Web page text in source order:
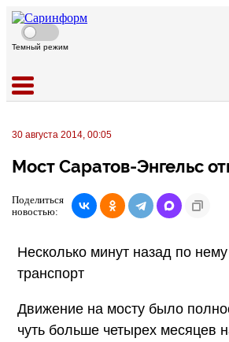
Темный режим
30 августа 2014, 00:05
Мост Саратов-Энгельс
Поделиться
новостью:
Несколько минут назад по
транспорт
Движение на мосту было
чуть больше четырех месяцев